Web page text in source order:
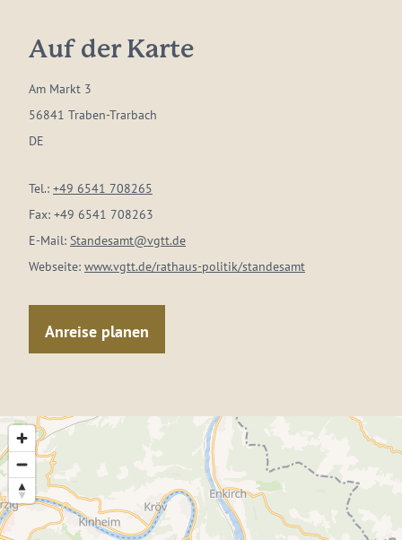
Auf der Karte
Am Markt 3
56841 Traben-Trarbach
DE
Tel.: +49 6541 708265
Fax: +49 6541 708263
E-Mail: Standesamt@vgtt.de
Webseite: www.vgtt.de/rathaus-politik/standesamt
Anreise planen